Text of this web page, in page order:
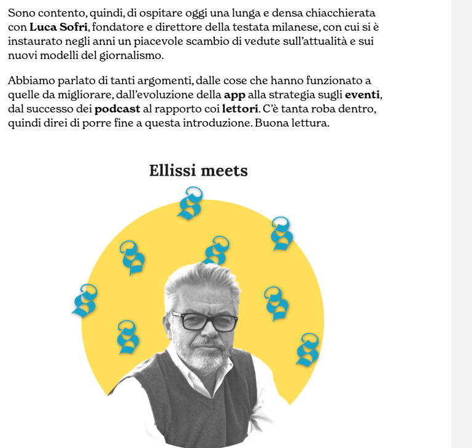
Sono contento, quindi, di ospitare oggi una lunga e densa chiacchierata
conLuca Sofri, fondatore e direttore della testata milanese, con cui si è
instaurato negli anni un piacevole scambio di vedute sull’attualità e sui
nuovi modelli del giornalismo.
Abbiamo parlato di tanti argomenti, dalle cose che hanno funzionato a
quelle da migliorare, dall’evoluzione dellaappalla strategia suglieventi,
dal successo deipodcastal rapporto coilettori. C’è tanta roba dentro,
quindi direi di porre fine a questa introduzione. Buona lettura.